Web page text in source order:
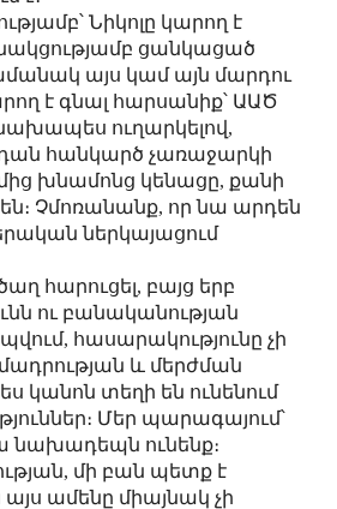
Նիկոլը կարող է
ցանկացած
այս կամ այն մարդու
է գնալ հարսանիք՝ ԱԱԾ
ուղարկելով,
հանկարծ չառաջարկի
խնամոնց կենացը, քանի
Չմոռանանք, որ նա արդեն
ներկայացում
հարուցել, բայց երբ
ու բանականության
հասարակությունը չի
և մերժման
կանոն տեղի են ունենում
Մեր պարագայում՝
նախադեպն ունենք։
մի բան պետք է
այս ամենը միայնակ չի